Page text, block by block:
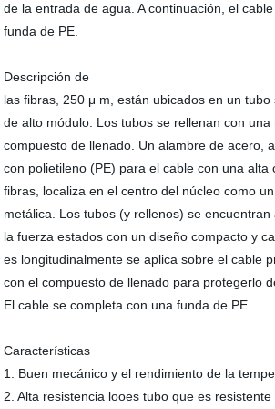
de la entrada de agua. A continuación, el
funda de PE.
Descripción de
las fibras, 250 μ m, están ubicados en un
de alto módulo. Los tubos se rellenan con una
compuesto de llenado. Un alambre de acero,
con polietileno (PE) para el cable con una alta
fibras, localiza en el centro del núcleo como
metálica. Los tubos (y rellenos) se
la fuerza estados con un diseño compacto y
es longitudinalmente se aplica sobre el cable
con el compuesto de llenado para protegerlo
El cable se completa con una funda de PE.
Características
1. Buen mecánico y el rendimiento de la
2. Alta resistencia looes tubo que es